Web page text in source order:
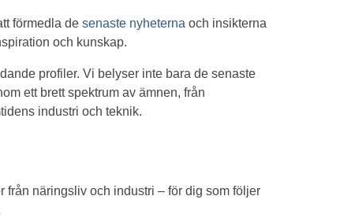
förmedla de senaste nyheterna och insikterna
och kunskap.
profiler. Vi belyser inte bara de senaste
ett brett spektrum av ämnen, från
industri och teknik.
från näringsliv och industri – för dig som följer